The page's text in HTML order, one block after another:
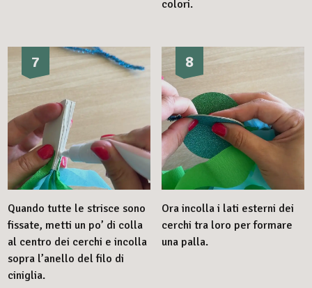
colori.
7
Quando tutte le strisce sono
fissate, metti un po’ di colla
al centro dei cerchi e incolla
sopra l’anello del filo di
ciniglia.
8
Ora incolla i lati esterni dei
cerchi tra loro per formare
una palla.